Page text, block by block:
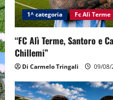
1^ categoria Fc Alì Terme
“FC Alì Terme, Santoro e
Chillemi”
Di Carmelo Tringali 09/08/